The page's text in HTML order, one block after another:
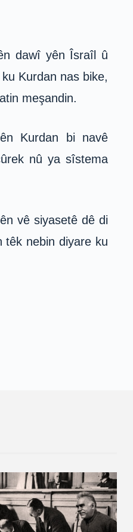
dawî yên Îsraîl û
Kurdan nas bike,
meşandin.
Kurdan bi navê
nû ya sîstema
vê siyasetê dê di
têk nebin diyare ku